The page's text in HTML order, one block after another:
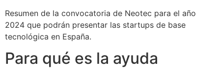
Resumen de la convocatoria de Neotec para el año
2024 que podrán presentar las startups de base
tecnológica en España.
Para qué es la ayuda